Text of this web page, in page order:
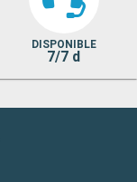
DISPONIBLE
7/7 d